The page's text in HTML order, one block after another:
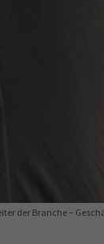
der Branche –